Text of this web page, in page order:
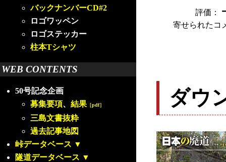
バックナンバーCD#2
ロゴワッペン
ロゴステッカー
柱本Tシャツ
WEB CONTENTS
50号記念企画
募集要項、 結果 ［pdf］
三島文書抜粋
過去記事地図
峠データベース ▼
隧道データベース ▼
評価：
寄せられたコ
ダウ